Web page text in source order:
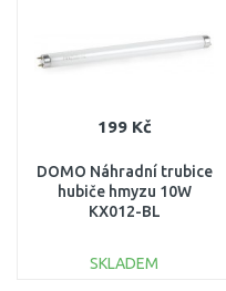
199 Kč
DOMO Náhradní trubice
hubiče hmyzu 10W
KX012-BL
SKLADEM